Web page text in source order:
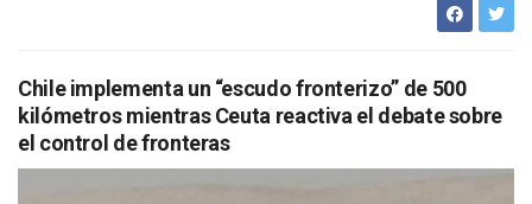
Chile implementa un “escudo fronterizo” de 500
kilómetros mientras Ceuta reactiva el debate sobre
el control de fronteras